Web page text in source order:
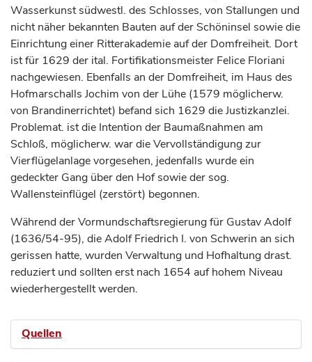
Wasserkunst südwestl. des Schlosses, von Stallungen und
nicht näher bekannten Bauten auf der Schöninsel sowie die
Einrichtung einer Ritterakademie auf der Domfreiheit. Dort
ist für 1629 der ital. Fortifikationsmeister Felice Floriani
nachgewiesen. Ebenfalls an der Domfreiheit, im Haus des
Hofmarschalls Jochim von der Lühe (1579 möglicherw.
von Brandinerrichtet) befand sich 1629 die Justizkanzlei.
Problemat. ist die Intention der Baumaßnahmen am
Schloß, möglicherw. war die Vervollständigung zur
Vierflügelanlage vorgesehen, jedenfalls wurde ein
gedeckter Gang über den Hof sowie der sog.
Wallensteinflügel (zerstört) begonnen.
Während der Vormundschaftsregierung für Gustav Adolf
(1636/54-95), die Adolf Friedrich I. von Schwerin an sich
gerissen hatte, wurden Verwaltung und Hofhaltung drast.
reduziert und sollten erst nach 1654 auf hohem Niveau
wiederhergestellt werden.
Quellen